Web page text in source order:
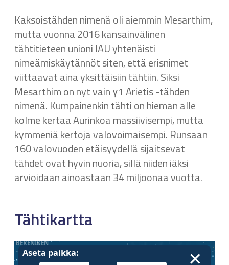
Kaksoistähden nimenä oli aiemmin Mesarthim,
mutta vuonna 2016 kansainvälinen
tähtitieteen unioni IAU yhtenäisti
nimeämiskäytännöt siten, että erisnimet
viittaavat aina yksittäisiin tähtiin. Siksi
Mesarthim on nyt vain γ1 Arietis -tähden
nimenä. Kumpainenkin tähti on hieman alle
kolme kertaa Aurinkoa massiivisempi, mutta
kymmeniä kertoja valovoimaisempi. Runsaan
160 valovuoden etäisyydellä sijaitsevat
tähdet ovat hyvin nuoria, sillä niiden iäksi
arvioidaan ainoastaan 34 miljoonaa vuotta.
Tähtikartta